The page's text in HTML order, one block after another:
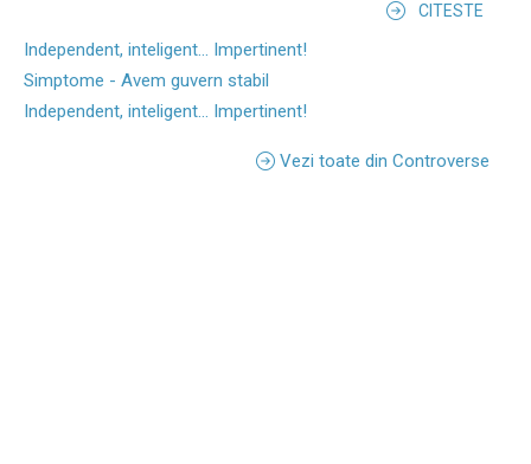
CITESTE
Independent, inteligent... Impertinent!
Simptome - Avem guvern stabil
Independent, inteligent... Impertinent!
Vezi toate din Controverse